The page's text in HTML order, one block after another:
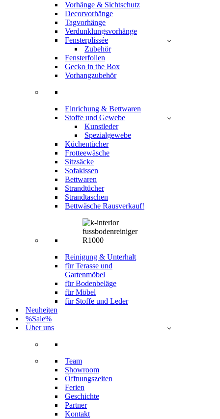
Vorhänge & Sichtschutz
Decorvorhänge
Tagvorhänge
Verdunklungsvorhänge
Fensterplissée
Zubehör
Fensterfolien
Gecko in the Box
Vorhangzubehör
Einrichung & Bettwaren
Stoffe und Gewebe
Kunstleder
Spezialgewebe
Küchentücher
Frotteewäsche
Sitzsäcke
Sofakissen
Bettwaren
Strandtücher
Strandtaschen
Bettwäsche Rausverkauf!
Reinigung & Unterhalt
für Terasse und
Gartenmöbel
für Bodenbeläge
für Möbel
für Stoffe und Leder
Neuheiten
%Sale%
Über uns
Team
Showroom
Öffnungszeiten
Ferien
Geschichte
Partner
Kontakt